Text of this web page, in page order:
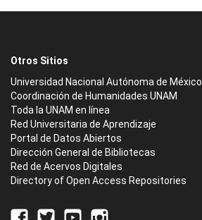
Otros Sitios
Universidad Nacional Autónoma de México
Coordinación de Humanidades UNAM
Toda la UNAM en línea
Red Universitaria de Aprendizaje
Portal de Datos Abiertos
Dirección General de Bibliotecas
Red de Acervos Digitales
Directory of Open Access Repositories